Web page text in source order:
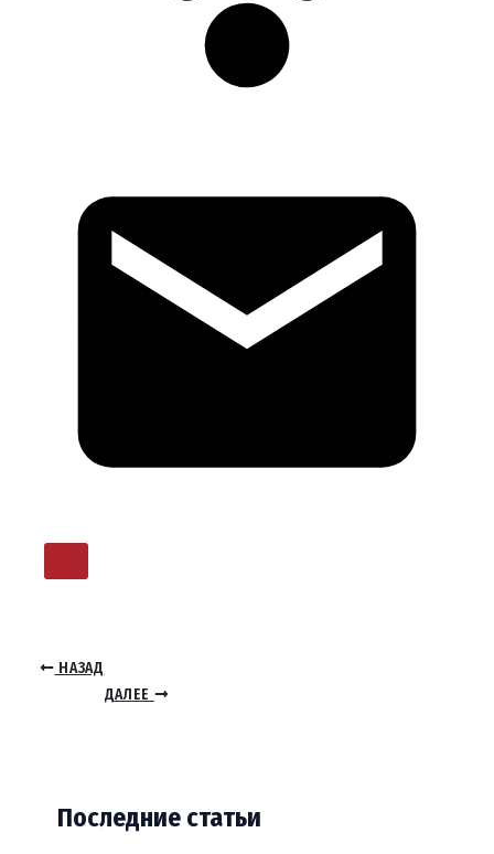
НАЗАД
ДАЛЕЕ
Последние статьи